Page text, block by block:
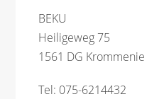
BEKU
Heiligeweg 75
1561 DG Krommenie
Tel: 075-6214432